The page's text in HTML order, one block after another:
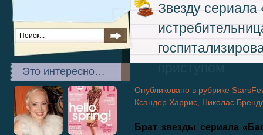
Это интересно…
Звезду
приступом
Опубликовано в рубрике
Ксандер Харрис Николас
Брат звезды сериала